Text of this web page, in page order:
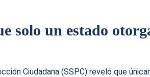
solo un estado
Ciudadana (SSPC) reveló que